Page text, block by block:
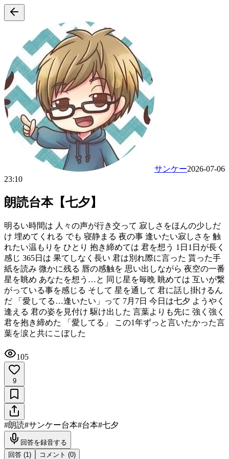
サンケー2026-07-06
23:10
朗読台本【七夕】
明るい時間は 人々の声が行き交って 寂しさをほんの少しだ
け 埋めてくれる でも 寝静まる 夜の事 逢いたい寂しさを 触
れたい温もりを ひとり 抱き締めては 君を想う 1日1日が長く
感じ 365日は 果てしなく長い 君は別れ際に言った 貰った手
紙を読み 微かに残る 唇の感触を 思い出しながら 夜空の一番
星を眺め あなたを想う…と 同じ星を毎晩 眺めては 互いが繋
がっている事を感じる そして 星を通して 君に話し掛けるん
だ 「愛してる…逢いたい」って 7月7日 今日は七夕 ようやく
逢える 君の姿を見付け 駆け出した 言葉よりも先に 強く強く
君を抱き締めた 「愛してる」 この1年ずっと言いたかった言
葉を涙と共にこぼした
105
9
#朗読#サンケー台本#台本#七夕
回答を録音する
回答 (1 ) コメント (0)